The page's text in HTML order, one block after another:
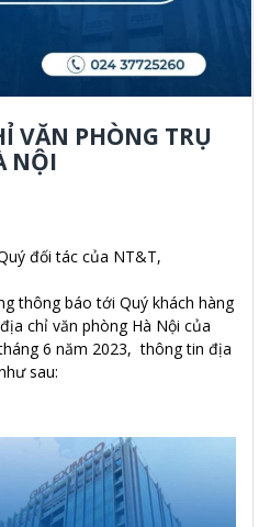
VĂN PHÒNG TRỤ
NỘI
đối tác của NT&T,
thông báo tới Quý khách hàng
chỉ văn phòng Hà Nội của
6 năm 2023, thông tin địa
sau: